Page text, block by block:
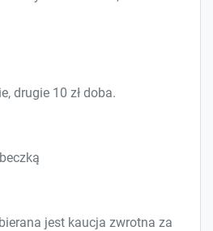
drugie 10 zł doba.
jest kaucja zwrotna za